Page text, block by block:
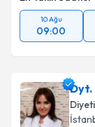
10 Ağu
09:00
Dyt.